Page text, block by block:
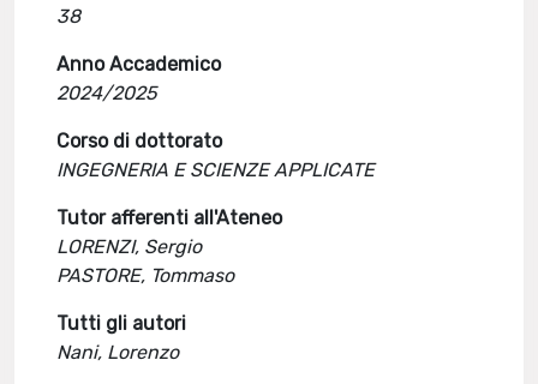
38
Anno Accademico
2024/2025
Corso di dottorato
INGEGNERIA E SCIENZE APPLICATE
Tutor afferenti all'Ateneo
LORENZI, Sergio
PASTORE, Tommaso
Tutti gli autori
Nani, Lorenzo